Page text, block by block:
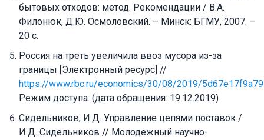
бытовых отходов: метод. Рекомендации / В.А.
Филонюк, Д.Ю. Осмоловский. – Минск: БГМУ, 2007. –
20 с.
Россия на треть увеличила ввоз мусора из-за
границы [Электронный ресурс] //
https://www.rbc.ru/economics/30/08/2019/
Режим доступа: (дата обращения: 19.12.2019)
Сидельников, И.Д. Управление цепями поставок /
И.Д. Сидельников // Молодежный научно-